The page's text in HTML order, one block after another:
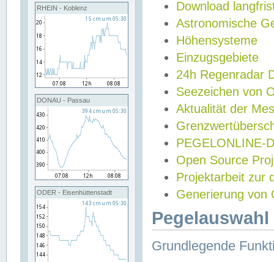
RHEIN - Koblenz
DONAU - Passau
ODER - Eisenhüttenstadt
Download
Astronomische
Höhensysteme
Einzugsgebiete
24h Regenradar
Seezeichen von
Aktualität der
PEGELONLINE-
Open Source
Projektarbeit zur
Generierung von
Grundlegende